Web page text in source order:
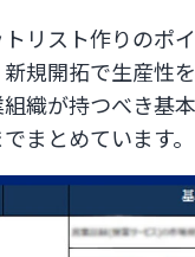
トリスト作りのポ
規開拓で生産性
織が持つべき基
まとめています。